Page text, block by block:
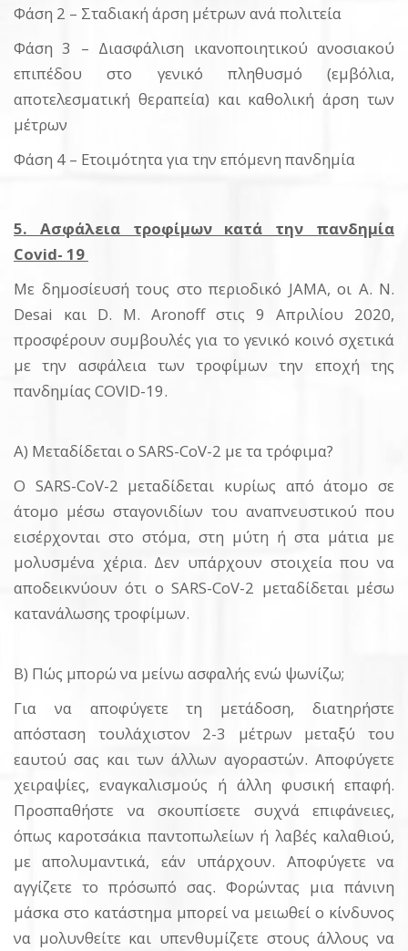
Φάση 2 – Σταδιακή άρση μέτρων ανά πολιτεία
Φάση 3 – Διασφάλιση ικανοποιητικού ανοσιακού
επιπέδου στο γενικό πληθυσμό (εμβόλια,
αποτελεσματική θεραπεία) και καθολική άρση των
μέτρων
Φάση 4 – Ετοιμότητα για την επόμενη πανδημία
5. Ασφάλεια τροφίμων κατά την πανδημία
Covid- 19
Με δημοσίευσή τους στο περιοδικό JAMA, οι A. N.
Desai και D. M. Aronoff στις 9 Απριλίου 2020,
προσφέρουν συμβουλές για το γενικό κοινό σχετικά
με την ασφάλεια των τροφίμων την εποχή της
πανδημίας COVID-19.
Α) Μεταδίδεται ο SARS-CoV-2 με τα τρόφιμα?
O SARS-CoV-2 μεταδίδεται κυρίως από άτομο σε
άτομο μέσω σταγονιδίων του αναπνευστικού που
εισέρχονται στο στόμα, στη μύτη ή στα μάτια με
μολυσμένα χέρια. Δεν υπάρχουν στοιχεία που να
αποδεικνύουν ότι ο SARS-CoV-2 μεταδίδεται μέσω
κατανάλωσης τροφίμων.
Β) Πώς μπορώ να μείνω ασφαλής ενώ ψωνίζω;
Για να αποφύγετε τη μετάδοση, διατηρήστε
απόσταση τουλάχιστον 2-3 μέτρων μεταξύ του
εαυτού σας και των άλλων αγοραστών. Αποφύγετε
χειραψίες, εναγκαλισμούς ή άλλη φυσική επαφή.
Προσπαθήστε να σκουπίσετε συχνά επιφάνειες,
όπως καροτσάκια παντοπωλείων ή λαβές καλαθιού,
με απολυμαντικά, εάν υπάρχουν. Αποφύγετε να
αγγίζετε το πρόσωπό σας. Φορώντας μια πάνινη
μάσκα στο κατάστημα μπορεί να μειωθεί ο κίνδυνος
να μολυνθείτε και υπενθυμίζετε στους άλλους να